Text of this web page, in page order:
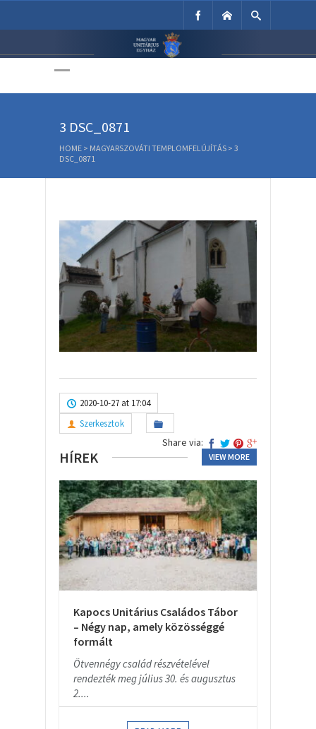
Unitárius Egyház
3 DSC_0871
HOME > MAGYARSZOVÁTI TEMPLOMFELÚJÍTÁS > 3
DSC_0871
2020-10-27 at 17:04
Szerkesztok
Share via:
HÍREK VIEW MORE
Kapocs Unitárius Családos Tábor
– Négy nap, amely közösséggé
formált
Ötvennégy család részvételével
rendezték meg július 30. és augusztus
2....